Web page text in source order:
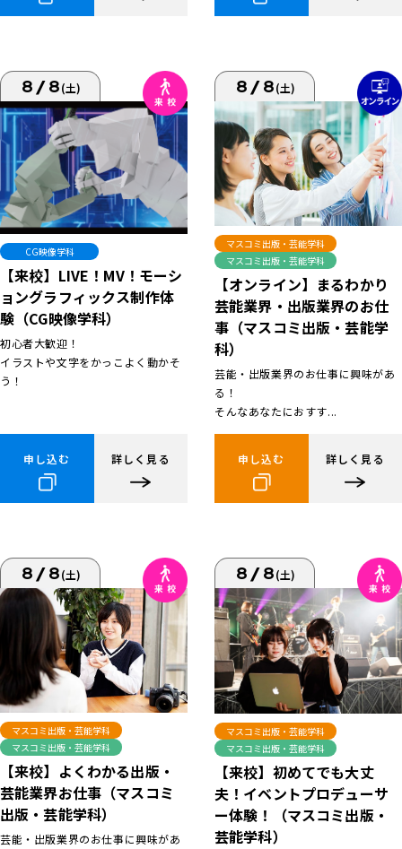
8/8(土)
CG映像学科
【来校】LIVE！MV！モーシ
ョングラフィックス制作体
験（CG映像学科）
初心者大歓迎！
イラストや文字をかっこよく動かそ
う！
申し込む 詳しく見る
8/8(土)
マスコミ出版・芸能学科
マスコミ出版・芸能学科
【オンライン】まるわかり
芸能業界・出版業界のお仕
事（マスコミ出版・芸能学
科）
芸能・出版業界のお仕事に興味があ
る！
そんなあなたにおすす...
申し込む 詳しく見る
8/8(土)
マスコミ出版・芸能学科
マスコミ出版・芸能学科
【来校】よくわかる出版・
芸能業界お仕事（マスコミ
出版・芸能学科）
芸能・出版業界のお仕事に興味があ
8/8(土)
マスコミ出版・芸能学科
マスコミ出版・芸能学科
【来校】初めてでも大丈
夫！イベントプロデューサ
ー体験！（マスコミ出版・
芸能学科）